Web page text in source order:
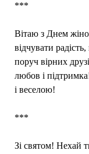
***
Вітаю з Днем
відчувати
поруч вірних
любов і
і веселою!
***
Зі святом! Нехай